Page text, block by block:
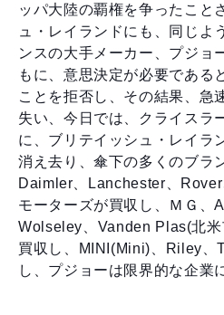
ッパ大陸の覇権を争ったこと
ュ・レイランドにも、同じよ
ンスの大手メーカー、プジョ
もに、意思決定が必要である
ことを拒否し、その結果、急
失い、今日では、クライスラ
に、ブリテイッシュ・レイラ
消え去り、傘下の多くのブラ
Daimler、Lanchester、
モーターズが買収し、ＭＧ、
Wolseley、Vanden Plas(北
買収し、MINI(Mini)、Riley、
し、プジョーは限界的な企業